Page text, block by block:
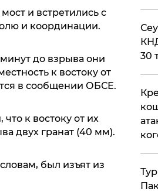
и встретились с
и координации.
до взрыва они
к востоку от
в сообщении ОБСЕ.
к востоку от их
двух гранат (40 мм).
был изъят из
30